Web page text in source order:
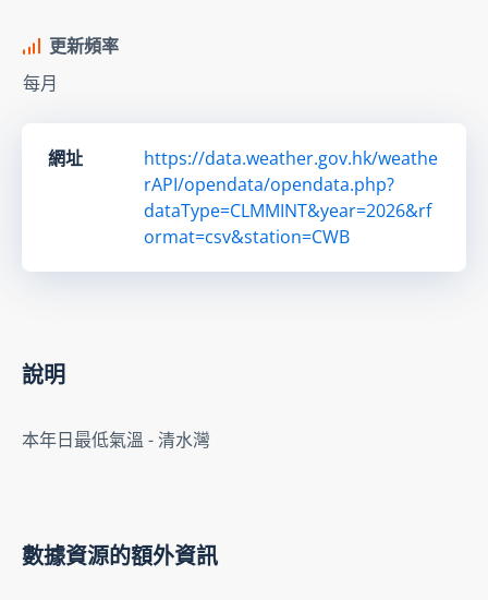
更新頻率
每月
網址
https://data.weather.gov.hk/weathe
rAPI/opendata/opendata.php?
dataType=CLMMINT&year=2026&rf
ormat=csv&station=CWB
說明
本年日最低氣溫 - 清水灣
數據資源的額外資訊